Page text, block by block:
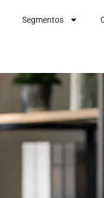
Segmentos